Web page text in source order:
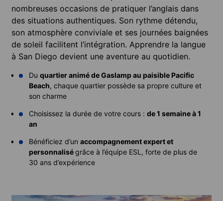
nombreuses occasions de pratiquer l’anglais dans
des situations authentiques. Son rythme détendu,
son atmosphère conviviale et ses journées baignées
de soleil facilitent l’intégration. Apprendre la langue
à San Diego devient une aventure au quotidien.
Du quartier animé de Gaslamp au paisible Pacific
Beach, chaque quartier possède sa propre culture et
son charme
Choisissez la durée de votre cours : de 1 semaine à 1
an
Bénéficiez d’un accompagnement expert et
personnaliségrâce à l’équipe ESL, forte de plus de
30 ans d’expérience